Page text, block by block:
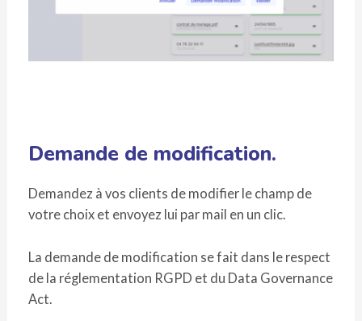
Demande de modification.
Demandez à vos clients de modifier le champ de
votre choix et envoyez lui par mail en un clic.
La demande de modification se fait dans le respect
de la réglementation RGPD et du Data Governance
Act.